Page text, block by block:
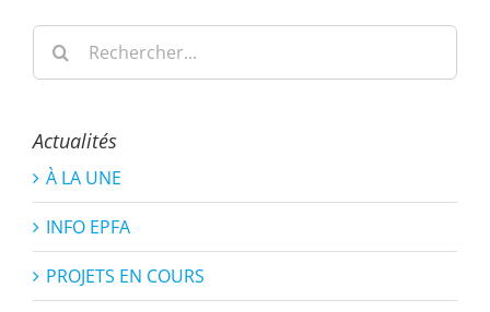
Rechercher:
Actualités
À LA UNE
INFO EPFA
PROJETS EN COURS